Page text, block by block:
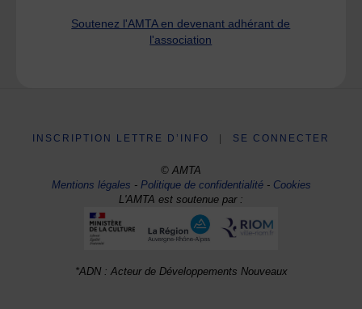
Soutenez l'AMTA en devenant adhérant de
l'association
INSCRIPTION LETTRE D’INFO SE CONNECTER
© AMTA
Mentions légales -Politique de confidentialité- Cookies
L'AMTA est soutenue par :
*ADN : Acteur de Développements Nouveaux